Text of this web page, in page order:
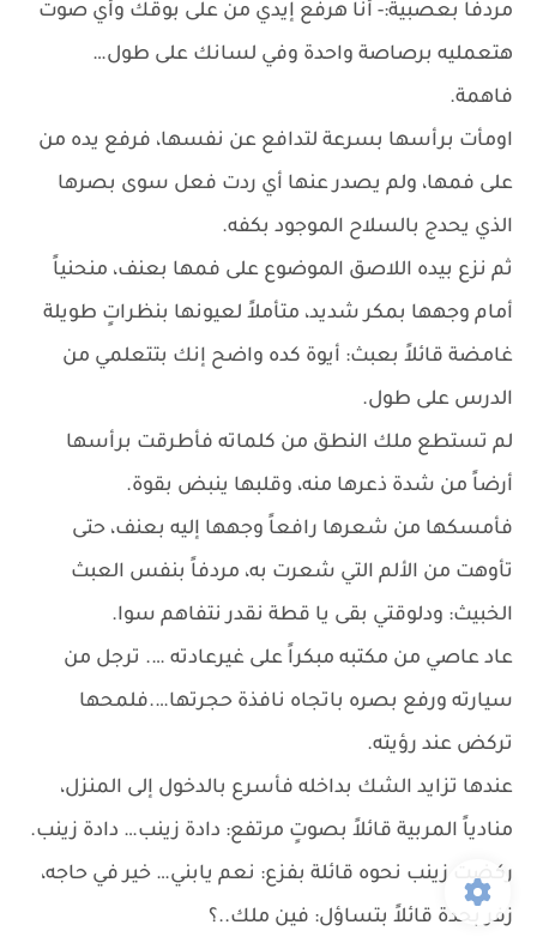
مردفاً بعصبية:- أنا هرفع إيدي من على بوقك وأي صوت
هتعمليه برصاصة واحدة وفي لسانك على طول…
فاهمة.
اومأت برأسها بسرعة لتدافع عن نفسها، فرفع يده من
على فمها، ولم يصدر عنها أي ردت فعل سوى بصرها
الذي يحدج بالسلاح الموجود بكفه.
ثم نزع بيده اللاصق الموضوع على فمها بعنف، منحنياً
أمام وجهها بمكر شديد، متأملاً لعيونها بنظراتٍ طويلة
غامضة قائلاً بعبث: أيوة كده واضح إنك بتتعلمي من
الدرس على طول.
لم تستطع ملك النطق من كلماته فأطرقت برأسها
أرضاً من شدة ذعرها منه، وقلبها ينبض بقوة.
فأمسكها من شعرها رافعاً وجهها إليه بعنف، حتى
تأوهت من الألم التي شعرت به، مردفاً بنفس العبث
الخبيث: ودلوقتي بقى يا قطة نقدر نتفاهم سوا.
عاد عاصي من مكتبه مبكراً على غيرعادته …. ترجل من
سيارته ورفع بصره باتجاه نافذة حجرتها….فلمحها
تركض عند رؤيته.
عندها تزايد الشك بداخله فأسرع بالدخول إلى المنزل،
منادياً المربية قائلاً بصوتٍ مرتفع: دادة زينب… دادة زينب.
ركضت زينب نحوه قائلة بفزع: نعم يابني… خير في حاجه،
زفر بحدة قائلاً بتساؤل: فين ملك..؟